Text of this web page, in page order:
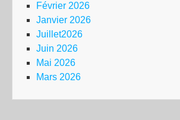
Février 2026
Janvier 2026
Juillet2026
Juin 2026
Mai 2026
Mars 2026